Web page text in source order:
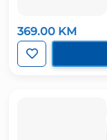
369.00 KM